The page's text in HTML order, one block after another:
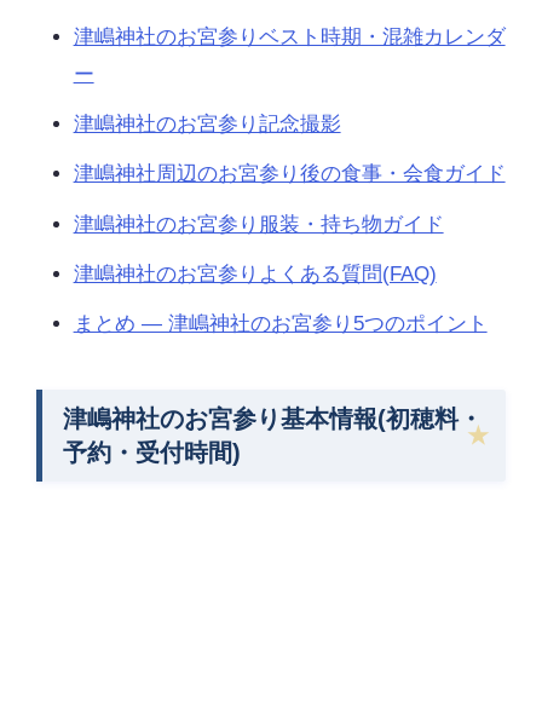
津嶋神社のお宮参りベスト時期・混雑カレンダ
ー
津嶋神社のお宮参り記念撮影
津嶋神社周辺のお宮参り後の食事・会食ガイド
津嶋神社のお宮参り服装・持ち物ガイド
津嶋神社のお宮参りよくある質問(FAQ)
まとめ — 津嶋神社のお宮参り5つのポイント
津嶋神社のお宮参り基本情報(初穂料・
予約・受付時間)